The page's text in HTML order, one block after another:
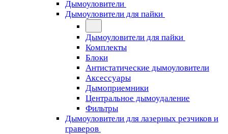
Дымоуловители
Дымоуловители для пайки
Дымоуловители для пайки
Комплекты
Блоки
Антистатические дымоуловители
Аксессуары
Дымоприемники
Центральное дымоудаление
Фильтры
Дымоуловители для лазерных резчиков и
граверов